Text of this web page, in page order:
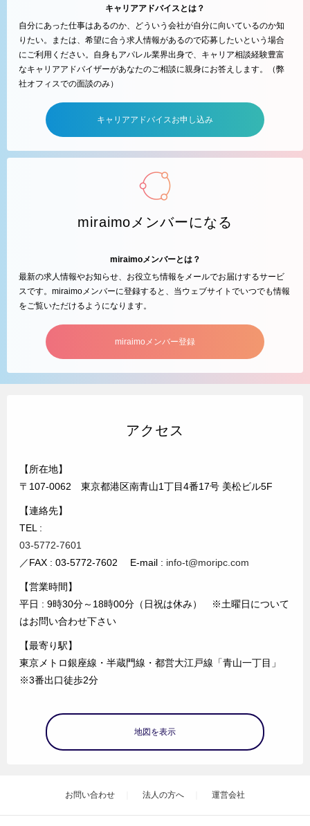
キャリアアドバイスとは？
自分にあった仕事はあるのか、どういう会社が自分に向いているのか知
りたい。または、希望に合う求人情報があるので応募したいという場合
にご利用ください。自身もアパレル業界出身で、キャリア相談経験豊富
なキャリアアドバイザーがあなたのご相談に親身にお答えします。（弊
社オフィスでの面談のみ）
キャリアアドバイスお申し込み
miraimoメンバーになる
miraimoメンバーとは？
最新の求人情報やお知らせ、お役立ち情報をメールでお届けするサービ
スです。miraimoメンバーに登録すると、当ウェブサイトでいつでも情報
をご覧いただけるようになります。
miraimoメンバー登録
アクセス
【所在地】
〒107-0062 東京都港区南青山1丁目4番17号 美松ビル5F
【連絡先】
TEL :
03-5772-7601
／FAX : 03-5772-7602 E-mail : info-t@moripc.com
【営業時間】
平日 : 9時30分～18時00分（日祝は休み） ※土曜日について
はお問い合わせ下さい
【最寄り駅】
東京メトロ銀座線・半蔵門線・都営大江戸線「青山一丁目」
※3番出口徒歩2分
地図を表示
お問い合わせ 法人の方へ 運営会社